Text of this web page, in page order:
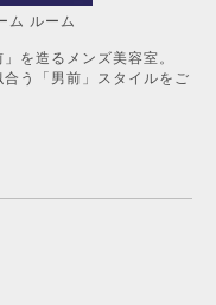
ム
メンズ美容室。
う「男前」スタイルをご